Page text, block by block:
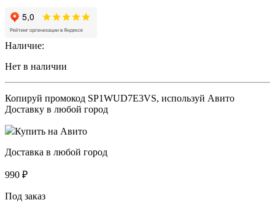
Наличие:
Нет в наличии
Копируй промокод SP1WUD7E3VS, используй Авито
Доставку в любой город
Купить на Авито
Доставка в любой город
990 ₽
Под заказ